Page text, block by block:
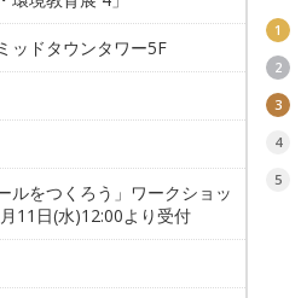
ッドタウンタワー5F
ルをつくろう」ワークショッ
11日(水)12:00より受付
1
2
3
4
5